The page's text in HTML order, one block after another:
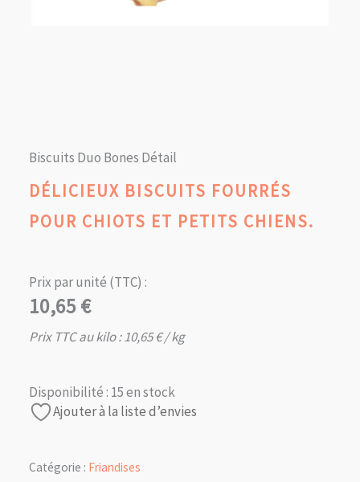
Biscuits Duo Bones Détail
DÉLICIEUX BISCUITS FOURRÉS
POUR CHIOTS ET PETITS CHIENS.
Prix par unité (TTC) :
10,65€
Prix TTC au kilo :10,65€/ kg
Disponibilité : 15 en stock
Ajouter à la liste d’envies
Catégorie : Friandises